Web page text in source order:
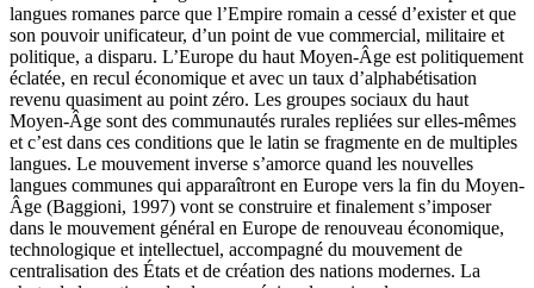
langues romanes parce que l’Empire romain a cessé d’exister et que
son pouvoir unificateur, d’un point de vue commercial, militaire et
politique, a disparu. L’Europe du haut Moyen-Âge est politiquement
éclatée, en recul économique et avec un taux d’alphabétisation
revenu quasiment au point zéro. Les groupes sociaux du haut
Moyen-Âge sont des communautés rurales repliées sur elles-mêmes
et c’est dans ces conditions que le latin se fragmente en de multiples
langues. Le mouvement inverse s’amorce quand les nouvelles
langues communes qui apparaîtront en Europe vers la fin du Moyen-
Âge (Baggioni, 1997) vont se construire et finalement s’imposer
dans le mouvement général en Europe de renouveau économique,
technologique et intellectuel, accompagné du mouvement de
centralisation des États et de création des nations modernes. La